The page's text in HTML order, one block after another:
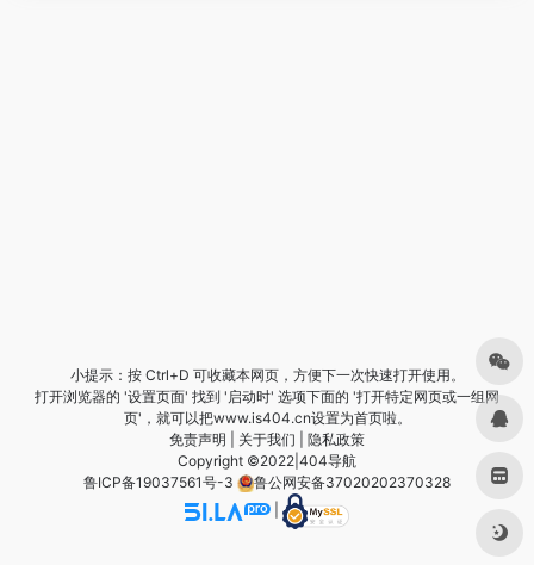
小提示：按 Ctrl+D 可收藏本网页，方便下一次快速打开使用。
打开浏览器的 '设置页面' 找到 '启动时' 选项下面的 '打开特定网页或一组网
页'，就可以把www.is404.cn设置为首页啦。
免责声明
关于我们
隐私政策
Copyright ©2022| 404导航
鲁ICP备19037561号-3
鲁公网安备37020202370328
|